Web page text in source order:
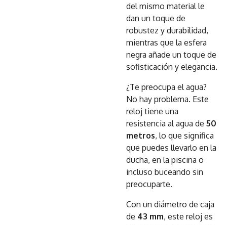
del mismo material le
dan un toque de
robustez y durabilidad,
mientras que la esfera
negra añade un toque de
sofisticación y elegancia.
¿Te preocupa el agua?
No hay problema. Este
reloj tiene una
resistencia al agua de 50
metros, lo que significa
que puedes llevarlo en la
ducha, en la piscina o
incluso buceando sin
preocuparte.
Con un diámetro de caja
de 43 mm, este reloj es